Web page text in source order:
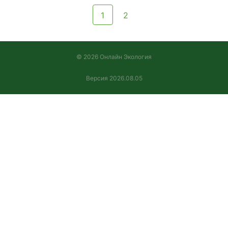
отходов
• осуществление инициатив и
• содействие разработке и
касающихся улучшения
проектов, направленных на
1 2
© 2026 Онлайн Экология
Версия 2026.08.05